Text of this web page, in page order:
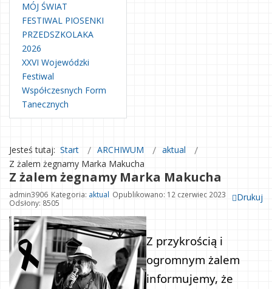
MÓJ ŚWIAT
FESTIWAL PIOSENKI
PRZEDSZKOLAKA
2026
XXVI Wojewódzki
Festiwal
Współczesnych Form
Tanecznych
Jesteś tutaj: Start ARCHIWUM
aktual
Z żalem żegnamy Marka Makucha
Z żalem żegnamy Marka Makucha
Drukuj
admin3906 Kategoria: aktual Opublikowano: 12 czerwiec 2023
Odsłony: 8505
Z przykrością i
ogromnym żalem
informujemy, że